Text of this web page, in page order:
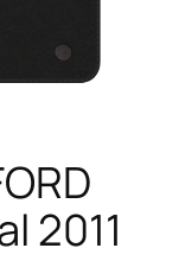
2011